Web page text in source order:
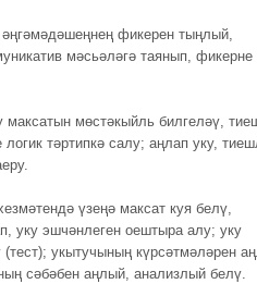
әңгәмәдәшеңнең фикерен тыңлый,
мәсьәләгә таянып, фикерне
максатын мөстәкыйль билгеләү,
тәртипкә салу; аңлап уку,
үзеңә максат куя белү,
уку эшчәнлеген оештыра алу; уку
укытучының күрсәтмәләрен
сәбәбен аңлый, анализлый белү.